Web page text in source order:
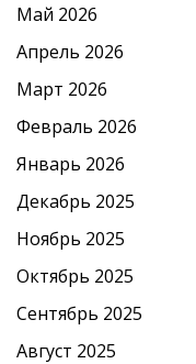
Май 2026
Апрель 2026
Март 2026
Февраль 2026
Январь 2026
Декабрь 2025
Ноябрь 2025
Октябрь 2025
Сентябрь 2025
Август 2025